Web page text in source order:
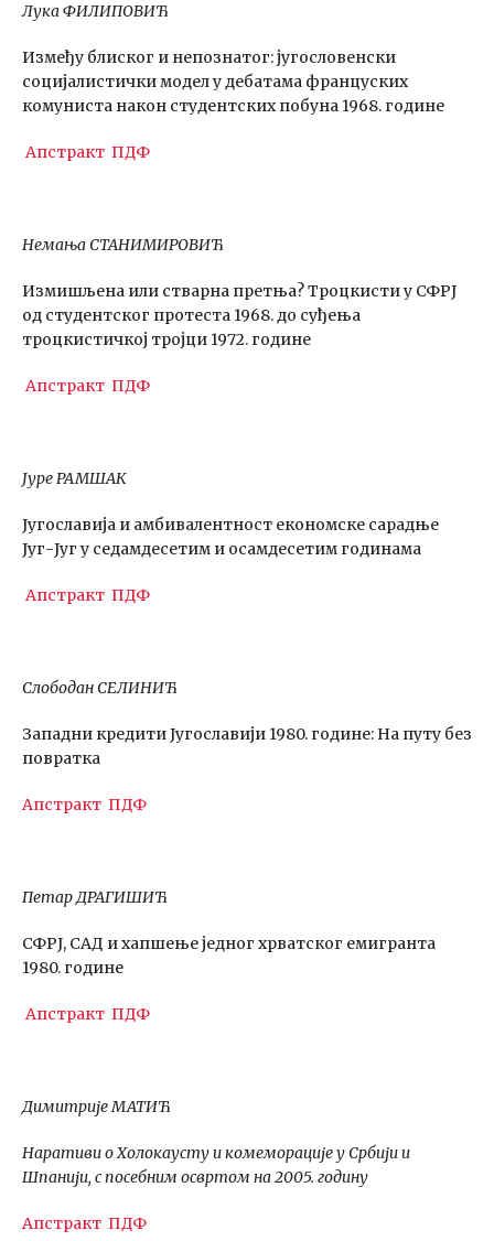
Лука ФИЛИПОВИЋ
Између блиског и непознатог: југословенски
социјалистички модел у дебатама француских
комуниста након студентских побуна 1968. године
Апстракт ПДФ
Немања СТАНИМИРОВИЋ
Измишљена или стварна претња? Троцкисти у СФРЈ
од студентског протеста 1968. до суђења
троцкистичкој тројци 1972. године
Апстракт ПДФ
Јуре РАМШАК
Југославија и амбивалентност економске сарадње
Југ-Југ у седамдесетим и осамдесетим годинама
Апстракт ПДФ
Слободан СЕЛИНИЋ
Западни кредити Југославији 1980. године: На путу без
повратка
Апстракт ПДФ
Петар ДРАГИШИЋ
СФРЈ, САД и хапшење једног хрватског емигранта
1980. године
Апстракт ПДФ
Димитрије МАТИЋ
Наративи о Холокаусту и комеморације у Србији и
Шпанији, с посебним освртом на 2005. годину
Апстракт ПДФ